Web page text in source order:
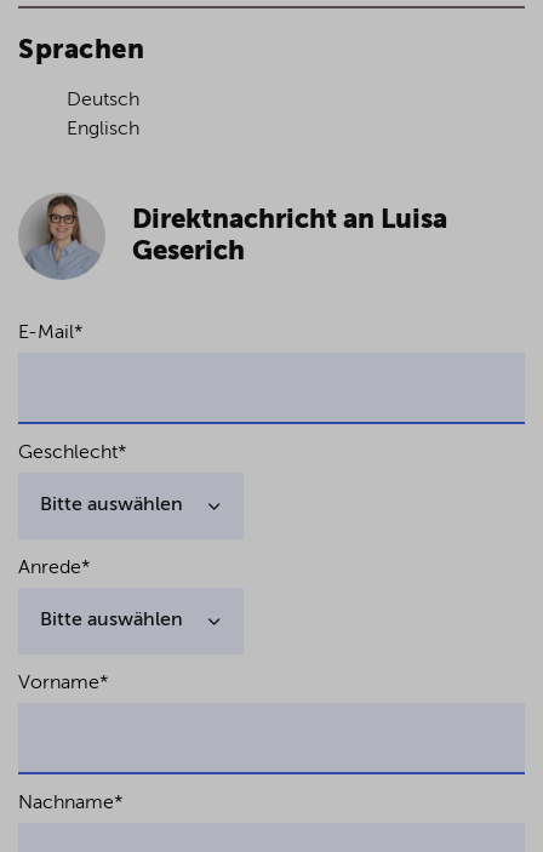
Sprachen
Deutsch
Englisch
Direktnachricht an Luisa
Geserich
E-Mail*
Geschlecht*
Anrede*
Vorname*
Nachname*